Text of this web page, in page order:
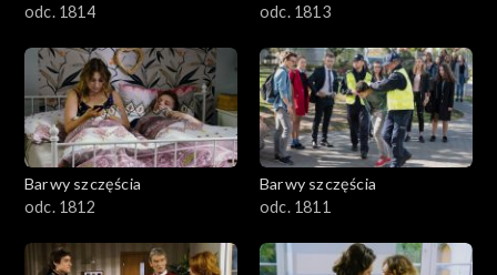
odc. 1814
odc. 1813
Barwy szczęścia
odc. 1812
Barwy szczęścia
odc. 1811